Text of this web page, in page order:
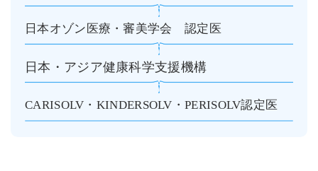
日本オゾン医療・審美学会　認定医
日本・アジア健康科学支援機構
CARISOLV・KINDERSOLV・PERISOLV認定医